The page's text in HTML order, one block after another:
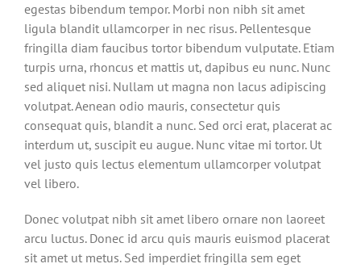
egestas bibendum tempor. Morbi non nibh sit amet
ligula blandit ullamcorper in nec risus. Pellentesque
fringilla diam faucibus tortor bibendum vulputate. Etiam
turpis urna, rhoncus et mattis ut, dapibus eu nunc. Nunc
sed aliquet nisi. Nullam ut magna non lacus adipiscing
volutpat. Aenean odio mauris, consectetur quis
consequat quis, blandit a nunc. Sed orci erat, placerat ac
interdum ut, suscipit eu augue. Nunc vitae mi tortor. Ut
vel justo quis lectus elementum ullamcorper volutpat
vel libero.
Donec volutpat nibh sit amet libero ornare non laoreet
arcu luctus. Donec id arcu quis mauris euismod placerat
sit amet ut metus. Sed imperdiet fringilla sem eget